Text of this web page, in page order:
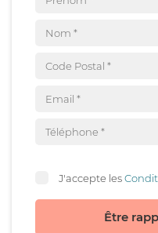
J'accepte les
Être